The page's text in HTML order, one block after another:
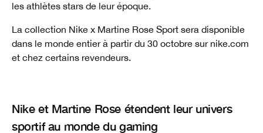
les athlètes stars de leur époque.
La collection Nike x Martine Rose Sport sera disponible
dans le monde entier à partir du 30 octobre sur nike.com
et chez certains revendeurs.
Nike et Martine Rose étendent leur univers
sportif au monde du gaming